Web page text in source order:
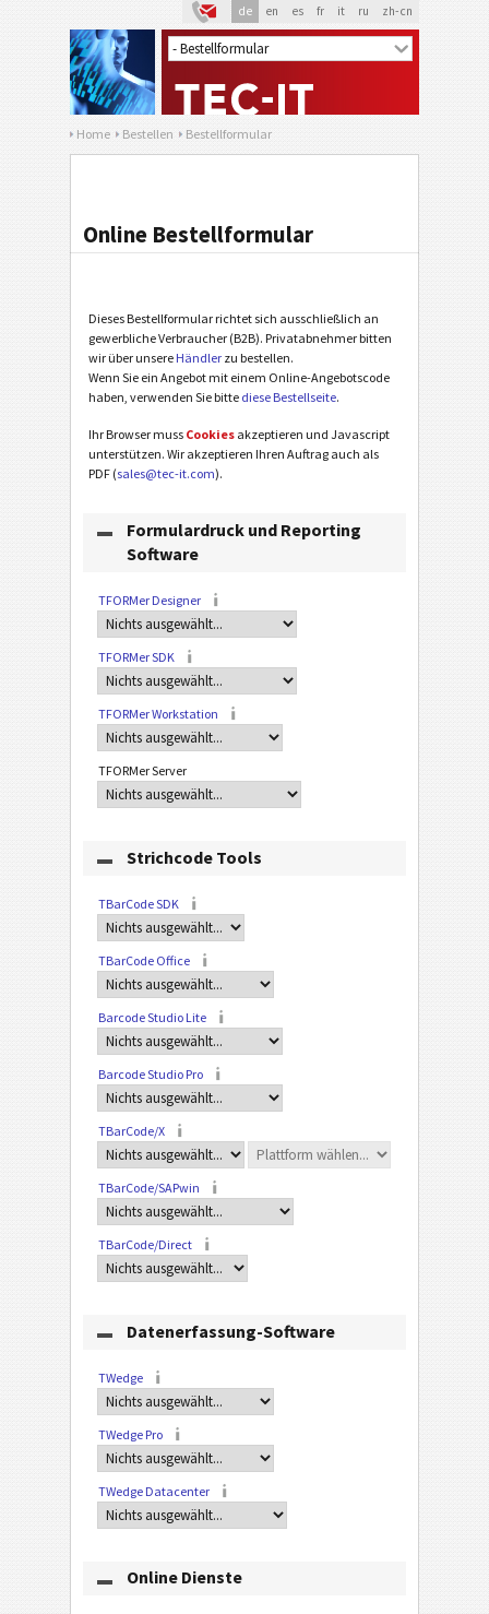
de en es fr it ru zh-cn
Home Bestellen Bestellformular
Online Bestellformular
Dieses Bestellformular richtet sich ausschließlich an
gewerbliche Verbraucher (B2B). Privatabnehmer bitten
wir über unsere Händler zu bestellen.
Wenn Sie ein Angebot mit einem Online-Angebotscode
haben, verwenden Sie bitte diese Bestellseite.
Ihr Browser muss Cookies akzeptieren und Javascript
unterstützen. Wir akzeptieren Ihren Auftrag auch als
PDF (sales@tec-it.com).
Formulardruck und Reporting
Software
TFORMer Designer
TFORMer SDK
TFORMer Workstation
TFORMer Server
Strichcode Tools
TBarCode SDK
TBarCode Office
Barcode Studio Lite
Barcode Studio Pro
TBarCode/X
TBarCode/SAPwin
TBarCode/Direct
Datenerfassung-Software
TWedge
TWedge Pro
TWedge Datacenter
Online Dienste